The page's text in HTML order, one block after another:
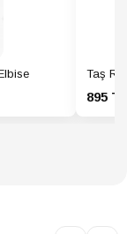
Taş
895